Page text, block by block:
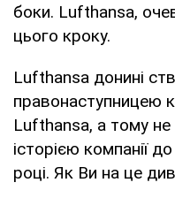
боки. Lufthansa,
цього кроку.
Lufthansa донині
правонаступницею
Lufthansa, а тому не
історією компанії
році. Як Ви на це